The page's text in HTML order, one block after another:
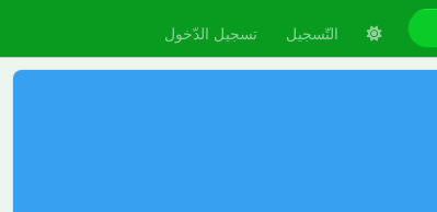
التّسجيل تسجيل الدّخول